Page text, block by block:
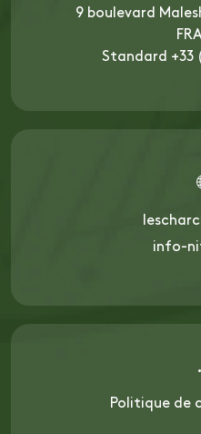
9 boulevard
Standard +33
info-
Politique de